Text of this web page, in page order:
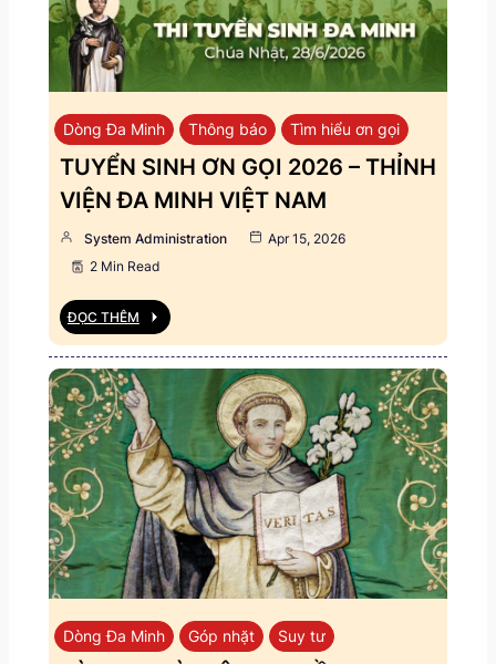
Dòng Đa Minh Thông báo Tìm hiểu ơn gọi
TUYỂN SINH ƠN GỌI 2026 – THỈNH
VIỆN ĐA MINH VIỆT NAM
System Administration
Apr 15, 2026
2 Min Read
ĐỌC THÊM
Dòng Đa Minh Góp nhặt Suy tư